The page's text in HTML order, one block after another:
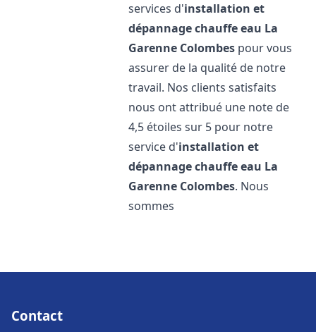
services d'installation et
dépannage chauffe eau La
Garenne Colombes pour vous
assurer de la qualité de notre
travail. Nos clients satisfaits
nous ont attribué une note de
4,5 étoiles sur 5 pour notre
service d'installation et
dépannage chauffe eau La
Garenne Colombes. Nous
sommes
Contact